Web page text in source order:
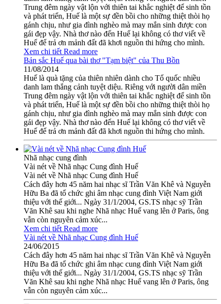
Trung đêm ngày vật lộn với thiên tai khắc nghiệt để sinh tồn
và phát triển, Huế là một sự đền bồi cho những thiệt thòi họ
gánh chịu, như gia đình nghèo mà may mắn sinh được con
gái đẹp vậy. Nhà thơ nào đến Huế lại không có thơ viết về
Huế để trả ơn mảnh đất đã khơi nguồn thi hứng cho mình.
Xem chi tiết Read more
Bản sắc Huế qua bài thơ "Tạm biệt" của Thu Bồn
11/08/2014
Huế là quà tặng của thiên nhiên dành cho Tổ quốc nhiều
danh lam thắng cảnh tuyệt diệu. Riêng với người dân miền
Trung đêm ngày vật lộn với thiên tai khắc nghiệt để sinh tồn
và phát triển, Huế là một sự đền bồi cho những thiệt thòi họ
gánh chịu, như gia đình nghèo mà may mắn sinh được con
gái đẹp vậy. Nhà thơ nào đến Huế lại không có thơ viết về
Huế để trả ơn mảnh đất đã khơi nguồn thi hứng cho mình.
Nhã nhạc cung đình
Vài nét về Nhã nhạc Cung đình Huế
Vài nét về Nhã nhạc Cung đình Huế
Cách đây hơn 45 năm hai nhạc sĩ Trần Văn Khê và Nguyễn
Hữu Ba đã tổ chức ghi âm nhạc cung đình Việt Nam giới
thiệu với thế giới... Ngày 31/1/2004, GS.TS nhạc sỹ Trần
Văn Khê sau khi nghe Nhã nhạc Huế vang lên ở Paris, ông
vẫn còn nguyên cảm xúc...
Xem chi tiết Read more
Vài nét về Nhã nhạc Cung đình Huế
24/06/2015
Cách đây hơn 45 năm hai nhạc sĩ Trần Văn Khê và Nguyễn
Hữu Ba đã tổ chức ghi âm nhạc cung đình Việt Nam giới
thiệu với thế giới... Ngày 31/1/2004, GS.TS nhạc sỹ Trần
Văn Khê sau khi nghe Nhã nhạc Huế vang lên ở Paris, ông
vẫn còn nguyên cảm xúc...